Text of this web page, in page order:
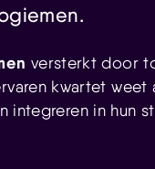
versterkt door
kwartet weet
integreren in hun